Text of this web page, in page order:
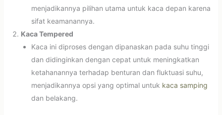
menjadikannya pilihan utama untuk kaca depan karena
sifat keamanannya.
Kaca Tempered
Kaca ini diproses dengan dipanaskan pada suhu tinggi
dan didinginkan dengan cepat untuk meningkatkan
ketahanannya terhadap benturan dan fluktuasi suhu,
menjadikannya opsi yang optimal untuk kaca samping
dan belakang.